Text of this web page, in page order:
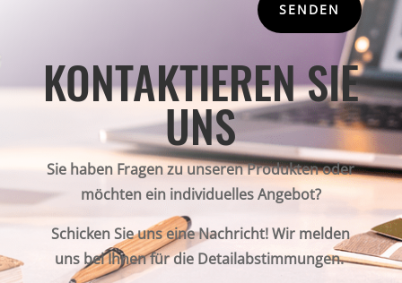
SENDEN
KONTAKTIEREN SIE
UNS
Sie haben Fragen zu unseren Produkten oder
möchten ein individuelles Angebot?
Schicken Sie uns eine Nachricht! Wir melden
uns bei Ihnen für die Detailabstimmungen.